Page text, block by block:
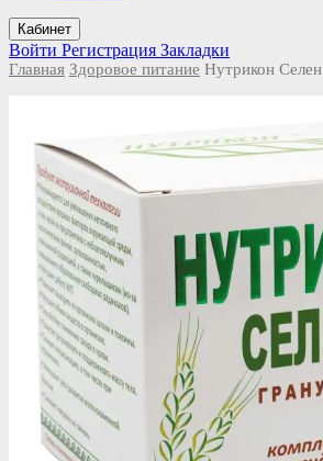
Кабинет
Войти Регистрация Закладки
Главная Здоровое питание Нутрикон Селен